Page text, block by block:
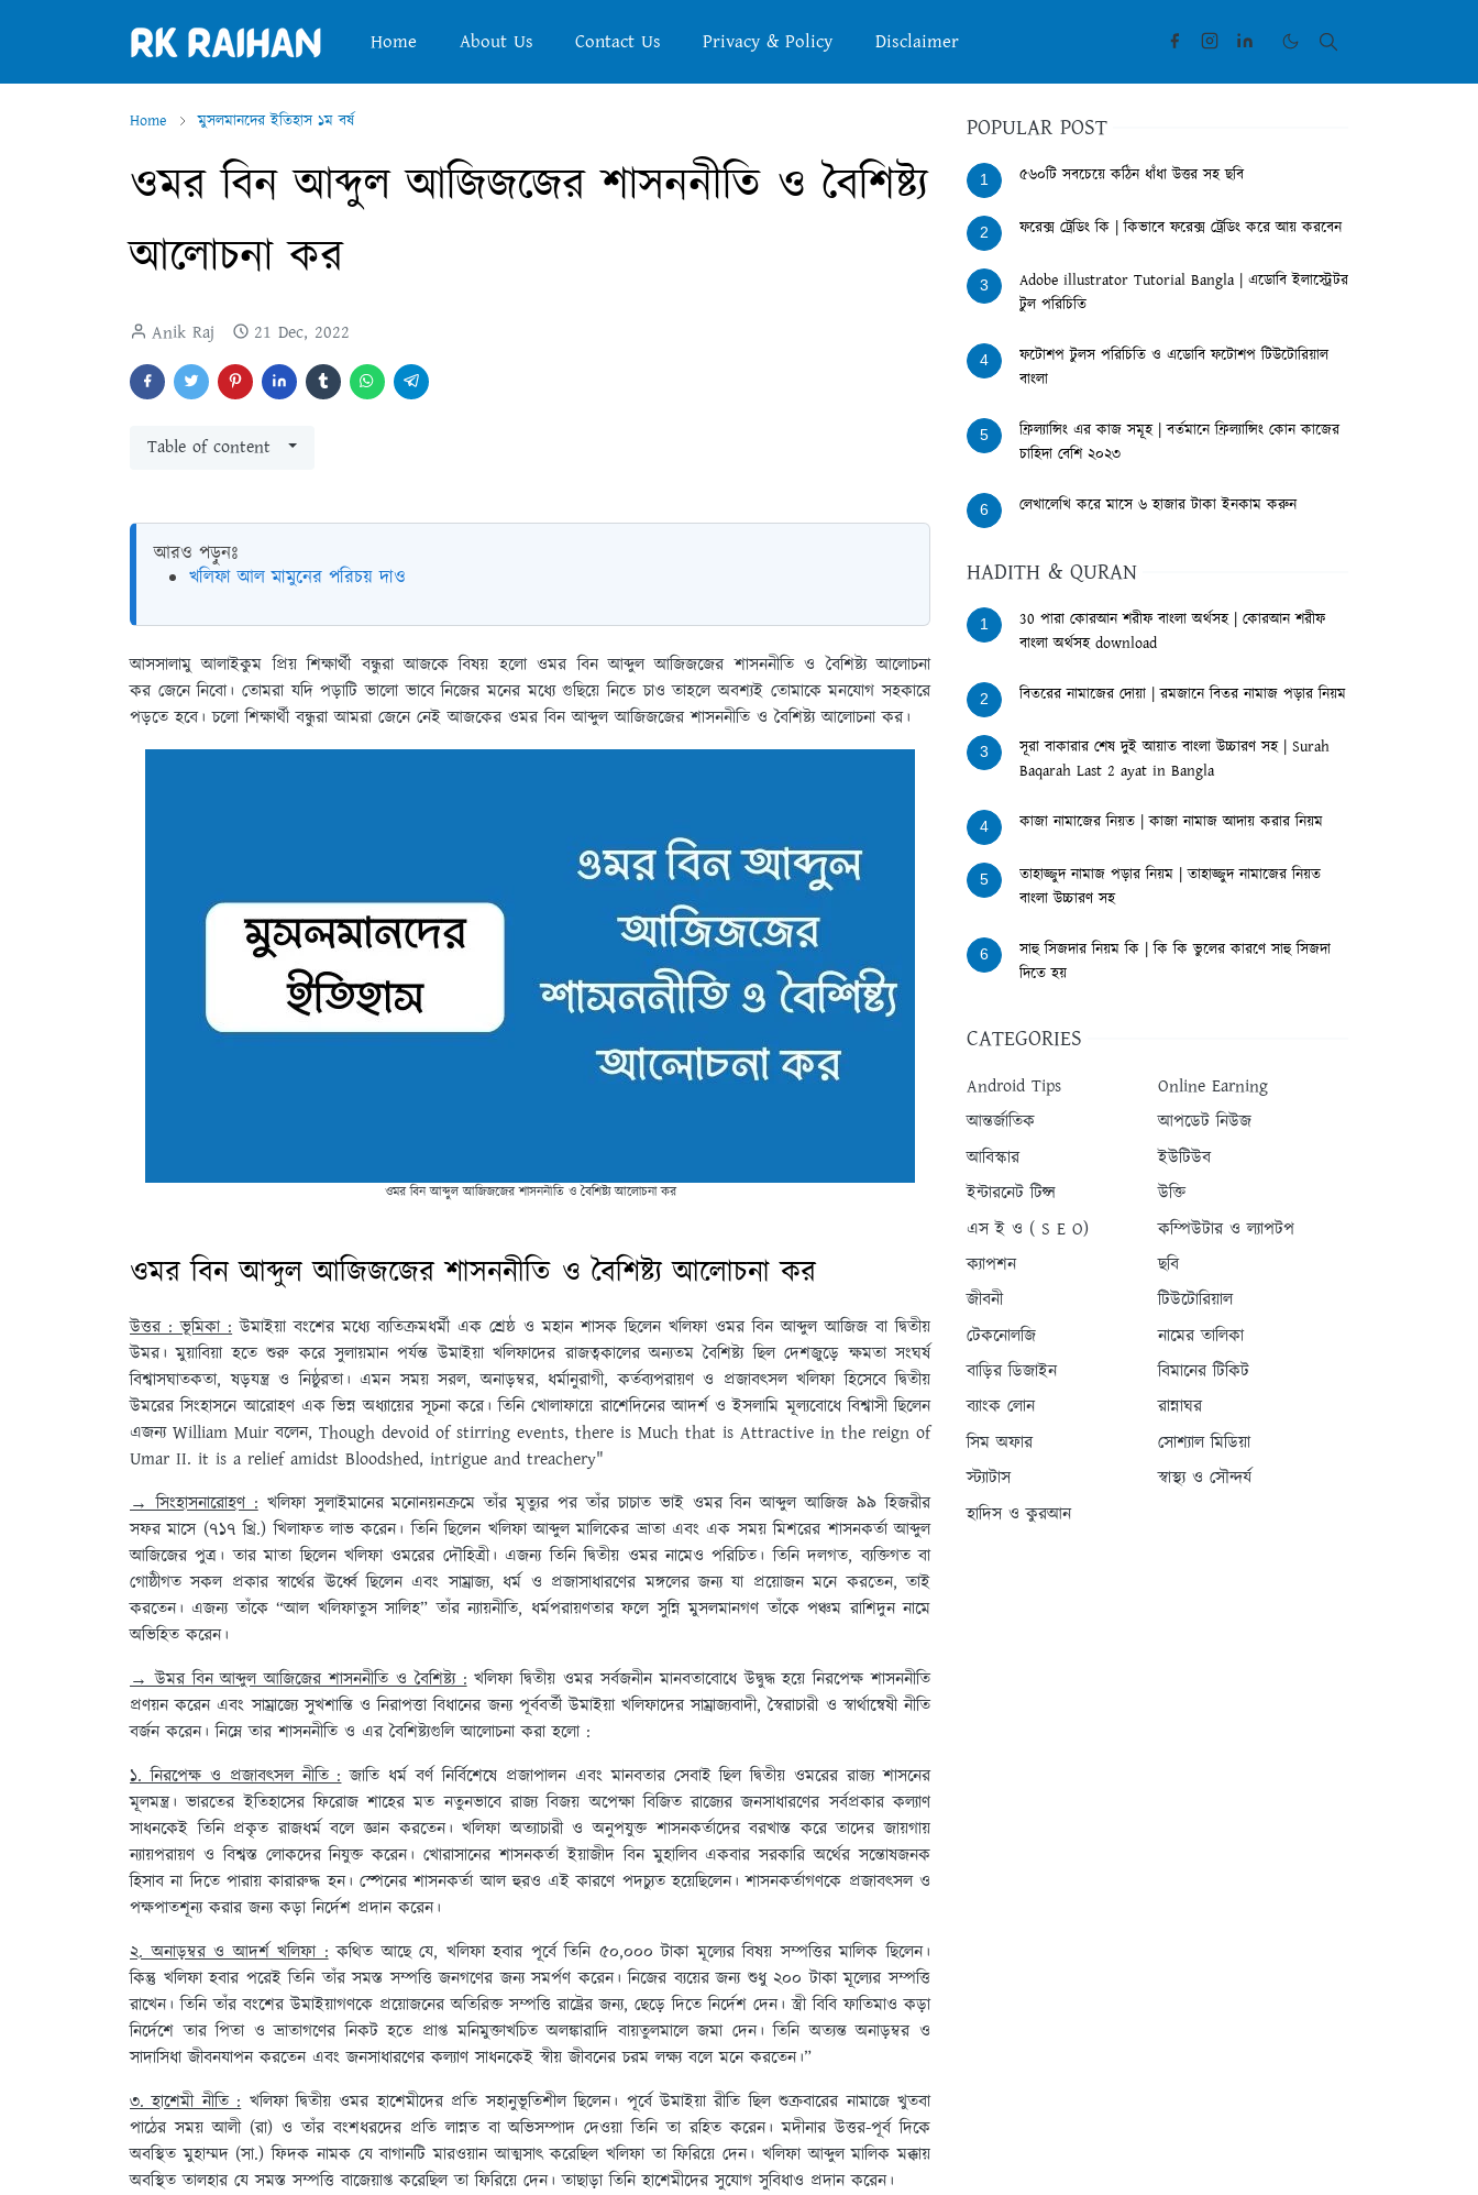
Home About Us Contact Us Privacy & Policy Disclaimer
Home মুসলমানদের ইতিহাস ১ম বর্ষ
ওমর বিন আব্দুল আজিজজের শাসননীতি ও বৈশিষ্ট্য
আলোচনা কর
Anik Raj 21 Dec, 2022
Table of content
আরও পড়ুনঃ
খলিফা আল মামুনের পরিচয় দাও
আসসালামু আলাইকুম প্রিয় শিক্ষার্থী বন্ধুরা আজকে বিষয় হলো ওমর বিন আব্দুল আজিজজের শাসননীতি ও বৈশিষ্ট্য আলোচনা
কর জেনে নিবো। তোমরা যদি পড়াটি ভালো ভাবে নিজের মনের মধ্যে গুছিয়ে নিতে চাও তাহলে অবশ্যই তোমাকে মনযোগ সহকারে
পড়তে হবে। চলো শিক্ষার্থী বন্ধুরা আমরা জেনে নেই আজকের ওমর বিন আব্দুল আজিজজের শাসননীতি ও বৈশিষ্ট্য আলোচনা কর।
ওমর বিন আব্দুল আজিজজের শাসননীতি ও বৈশিষ্ট্য আলোচনা কর
ওমর বিন আব্দুল আজিজজের শাসননীতি ও বৈশিষ্ট্য আলোচনা কর
উত্তর : ভূমিকা :উমাইয়া বংশের মধ্যে ব্যতিক্রমধর্মী এক শ্রেষ্ঠ ও মহান শাসক ছিলেন খলিফা ওমর বিন আব্দুল আজিজ বা দ্বিতীয়
উমর। মুয়াবিয়া হতে শুরু করে সুলায়মান পর্যন্ত উমাইয়া খলিফাদের রাজত্বকালের অন্যতম বৈশিষ্ট্য ছিল দেশজুড়ে ক্ষমতা সংঘর্ষ
বিশ্বাসঘাতকতা, ষড়যন্ত্র ও নিষ্ঠুরতা। এমন সময় সরল, অনাড়ম্বর, ধর্মানুরাগী, কর্তব্যপরায়ণ ও প্রজাবৎসল খলিফা হিসেবে দ্বিতীয়
উমরের সিংহাসনে আরোহণ এক ভিন্ন অধ্যায়ের সূচনা করে। তিনি খোলাফায়ে রাশেদিনের আদর্শ ও ইসলামি মূল্যবোধে বিশ্বাসী ছিলেন
এজন্য William Muir বলেন, Though devoid of stirring events, there is Much that is Attractive in the reign of
Umar II. it is a relief amidst Bloodshed, intrigue and treachery"
→ সিংহাসনারোহণ :খলিফা সুলাইমানের মনোনয়নক্রমে তাঁর মৃত্যুর পর তাঁর চাচাত ভাই ওমর বিন আব্দুল আজিজ ৯৯ হিজরীর
সফর মাসে (৭১৭ খ্রি.) খিলাফত লাভ করেন। তিনি ছিলেন খলিফা আব্দুল মালিকের ভ্রাতা এবং এক সময় মিশরের শাসনকর্তা আব্দুল
আজিজের পুত্র। তার মাতা ছিলেন খলিফা ওমরের দৌহিত্রী। এজন্য তিনি দ্বিতীয় ওমর নামেও পরিচিত। তিনি দলগত, ব্যক্তিগত বা
গোষ্ঠীগত সকল প্রকার স্বার্থের ঊর্ধ্বে ছিলেন এবং সাম্রাজ্য, ধর্ম ও প্রজাসাধারণের মঙ্গলের জন্য যা প্রয়োজন মনে করতেন, তাই
করতেন। এজন্য তাঁকে “আল খলিফাতুস সালিহ” তাঁর ন্যায়নীতি, ধর্মপরায়ণতার ফলে সুন্নি মুসলমানগণ তাঁকে পঞ্চম রাশিদুন নামে
অভিহিত করেন।
→ উমর বিন আব্দুল আজিজের শাসননীতি ও বৈশিষ্ট্য :খলিফা দ্বিতীয় ওমর সর্বজনীন মানবতাবোধে উদ্বুদ্ধ হয়ে নিরপেক্ষ শাসননীতি
প্রণয়ন করেন এবং সাম্রাজ্যে সুখশান্তি ও নিরাপত্তা বিধানের জন্য পূর্ববর্তী উমাইয়া খলিফাদের সাম্রাজ্যবাদী, স্বৈরাচারী ও স্বার্থান্বেষী নীতি
বর্জন করেন। নিম্নে তার শাসননীতি ও এর বৈশিষ্ট্যগুলি আলোচনা করা হলো :
১. নিরপেক্ষ ও প্রজাবৎসল নীতি :জাতি ধর্ম বর্ণ নির্বিশেষে প্রজাপালন এবং মানবতার সেবাই ছিল দ্বিতীয় ওমরের রাজ্য শাসনের
মূলমন্ত্র। ভারতের ইতিহাসের ফিরোজ শাহের মত নতুনভাবে রাজ্য বিজয় অপেক্ষা বিজিত রাজ্যের জনসাধারণের সর্বপ্রকার কল্যাণ
সাধনকেই তিনি প্রকৃত রাজধর্ম বলে জ্ঞান করতেন। খলিফা অত্যাচারী ও অনুপযুক্ত শাসনকর্তাদের বরখাস্ত করে তাদের জায়গায়
ন্যায়পরায়ণ ও বিশ্বস্ত লোকদের নিযুক্ত করেন। খোরাসানের শাসনকর্তা ইয়াজীদ বিন মুহালিব একবার সরকারি অর্থের সন্তোষজনক
হিসাব না দিতে পারায় কারারুদ্ধ হন। স্পেনের শাসনকর্তা আল হুরও এই কারণে পদচ্যুত হয়েছিলেন। শাসনকর্তাগণকে প্রজাবৎসল ও
পক্ষপাতশূন্য করার জন্য কড়া নির্দেশ প্রদান করেন।
২. অনাড়ম্বর ও আদর্শ খলিফা :কথিত আছে যে, খলিফা হবার পূর্বে তিনি ৫০,০০০ টাকা মূল্যের বিষয় সম্পত্তির মালিক ছিলেন।
কিন্তু খলিফা হবার পরেই তিনি তাঁর সমস্ত সম্পত্তি জনগণের জন্য সমর্পণ করেন। নিজের ব্যয়ের জন্য শুধু ২০০ টাকা মূল্যের সম্পত্তি
রাখেন। তিনি তাঁর বংশের উমাইয়াগণকে প্রয়োজনের অতিরিক্ত সম্পত্তি রাষ্ট্রের জন্য, ছেড়ে দিতে নির্দেশ দেন। স্ত্রী বিবি ফাতিমাও কড়া
নির্দেশে তার পিতা ও ভ্রাতাগণের নিকট হতে প্রাপ্ত মনিমুক্তাখচিত অলঙ্কারাদি বায়তুলমালে জমা দেন। তিনি অত্যন্ত অনাড়ম্বর ও
সাদাসিধা জীবনযাপন করতেন এবং জনসাধারণের কল্যাণ সাধনকেই স্বীয় জীবনের চরম লক্ষ্য বলে মনে করতেন।”
৩. হাশেমী নীতি :খলিফা দ্বিতীয় ওমর হাশেমীদের প্রতি সহানুভূতিশীল ছিলেন। পূর্বে উমাইয়া রীতি ছিল শুক্রবারের নামাজে খুতবা
পাঠের সময় আলী (রা) ও তাঁর বংশধরদের প্রতি লান্নত বা অভিসম্পাদ দেওয়া তিনি তা রহিত করেন। মদীনার উত্তর-পূর্ব দিকে
অবস্থিত মুহাম্মদ (সা.) ফিদক নামক যে বাগানটি মারওয়ান আত্মসাৎ করেছিল খলিফা তা ফিরিয়ে দেন। খলিফা আব্দুল মালিক মক্কায়
অবস্থিত তালহার যে সমস্ত সম্পত্তি বাজেয়াপ্ত করেছিল তা ফিরিয়ে দেন। তাছাড়া তিনি হাশেমীদের সুযোগ সুবিধাও প্রদান করেন।
POPULAR POST
1 ৫৬০টি সবচেয়ে কঠিন ধাঁধা উত্তর সহ ছবি
2 ফরেক্স ট্রেডিং কি | কিভাবে ফরেক্স ট্রেডিং করে আয় করবেন
3
Adobe illustrator Tutorial Bangla | এডোবি ইলাস্ট্রেটর
টুল পরিচিতি
4
ফটোশপ টুলস পরিচিতি ও এডোবি ফটোশপ টিউটোরিয়াল
বাংলা
5
ফ্রিল্যান্সিং এর কাজ সমূহ | বর্তমানে ফ্রিল্যান্সিং কোন কাজের
চাহিদা বেশি ২০২৩
6 লেখালেখি করে মাসে ৬ হাজার টাকা ইনকাম করুন
HADITH & QURAN
1
30 পারা কোরআন শরীফ বাংলা অর্থসহ | কোরআন শরীফ
বাংলা অর্থসহ download
2 বিতরের নামাজের দোয়া | রমজানে বিতর নামাজ পড়ার নিয়ম
3
সূরা বাকারার শেষ দুই আয়াত বাংলা উচ্চারণ সহ | Surah
Baqarah Last 2 ayat in Bangla
4 কাজা নামাজের নিয়ত | কাজা নামাজ আদায় করার নিয়ম
5
তাহাজ্জুদ নামাজ পড়ার নিয়ম | তাহাজ্জুদ নামাজের নিয়ত
বাংলা উচ্চারণ সহ
6
সাহু সিজদার নিয়ম কি | কি কি ভুলের কারণে সাহু সিজদা
দিতে হয়
CATEGORIES
Android Tips
Online Earning
আন্তর্জাতিক
আপডেট নিউজ
আবিস্কার
ইউটিউব
ইন্টারনেট টিপ্স
উক্তি
এস ই ও ( S E O)
কম্পিউটার ও ল্যাপটপ
ক্যাপশন
ছবি
জীবনী
টিউটোরিয়াল
টেকনোলজি
নামের তালিকা
বাড়ির ডিজাইন
বিমানের টিকিট
ব্যাংক লোন
রান্নাঘর
সিম অফার
সোশ্যাল মিডিয়া
স্ট্যাটাস
স্বাস্থ্য ও সৌন্দর্য
হাদিস ও কুরআন